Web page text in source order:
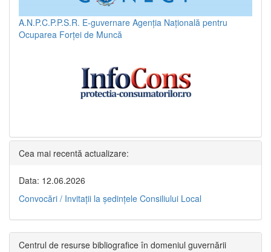
A.N.P.C.P.P.S.R. E-guvernare Agenția Națională pentru
Ocuparea Forței de Muncă
Cea mai recentă actualizare:
Data: 12.06.2026
Convocări / Invitaţii la şedinţele Consiliului Local
Centrul de resurse bibliografice în domeniul guvernării